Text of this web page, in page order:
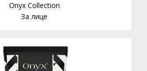
Onyx Collection
За лице